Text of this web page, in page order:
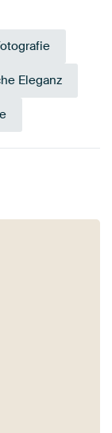
Eleganz